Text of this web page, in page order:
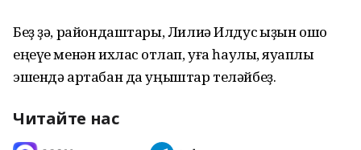
Беҙ ҙә, райондаштары, Лилиә Илдус ҡыҙын ошо
еңеүе менән ихлас ҡотлап, уға һаулыҡ, яуаплы
эшендә артабан да уңыштар теләйбеҙ.
Читайте нас